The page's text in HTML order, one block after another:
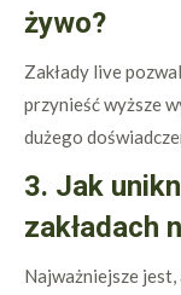
żywo?
Zakłady live
przynieść wyższe
dużego
3. Jak
zakładach
Najważniejsze jest,